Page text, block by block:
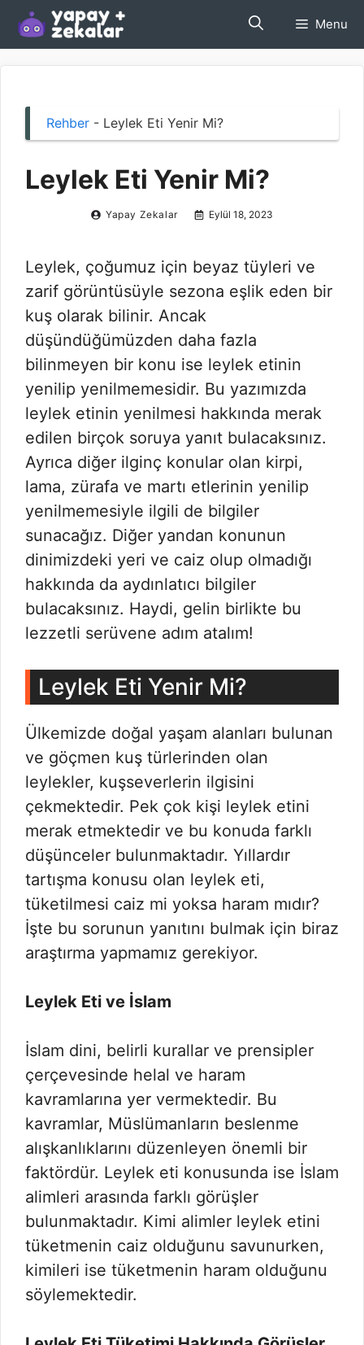
İçeriğe
atla
Menu
Rehber - Leylek Eti Yenir Mi?
Leylek Eti Yenir Mi?
Yapay Zekalar Eylül 18, 2023
Leylek, çoğumuz için beyaz tüyleri ve
zarif görüntüsüyle sezona eşlik eden bir
kuş olarak bilinir. Ancak
düşündüğümüzden daha fazla
bilinmeyen bir konu ise leylek etinin
yenilip yenilmemesidir. Bu yazımızda
leylek etinin yenilmesi hakkında merak
edilen birçok soruya yanıt bulacaksınız.
Ayrıca diğer ilginç konular olan kirpi,
lama, zürafa ve martı etlerinin yenilip
yenilmemesiyle ilgili de bilgiler
sunacağız. Diğer yandan konunun
dinimizdeki yeri ve caiz olup olmadığı
hakkında da aydınlatıcı bilgiler
bulacaksınız. Haydi, gelin birlikte bu
lezzetli serüvene adım atalım!
Leylek Eti Yenir Mi?
Ülkemizde doğal yaşam alanları bulunan
ve göçmen kuş türlerinden olan
leylekler, kuşseverlerin ilgisini
çekmektedir. Pek çok kişi leylek etini
merak etmektedir ve bu konuda farklı
düşünceler bulunmaktadır. Yıllardır
tartışma konusu olan leylek eti,
tüketilmesi caiz mi yoksa haram mıdır?
İşte bu sorunun yanıtını bulmak için biraz
araştırma yapmamız gerekiyor.
Leylek Eti ve İslam
İslam dini, belirli kurallar ve prensipler
çerçevesinde helal ve haram
kavramlarına yer vermektedir. Bu
kavramlar, Müslümanların beslenme
alışkanlıklarını düzenleyen önemli bir
faktördür. Leylek eti konusunda ise İslam
alimleri arasında farklı görüşler
bulunmaktadır. Kimi alimler leylek etini
tüketmenin caiz olduğunu savunurken,
kimileri ise tüketmenin haram olduğunu
söylemektedir.